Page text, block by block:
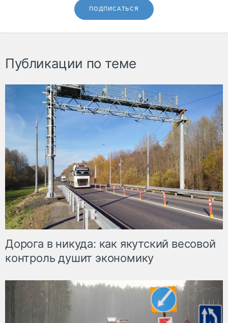
ПОДПИСАТЬСЯ
Публикации по теме
Дорога в никуда: как якутский весовой
контроль душит экономику